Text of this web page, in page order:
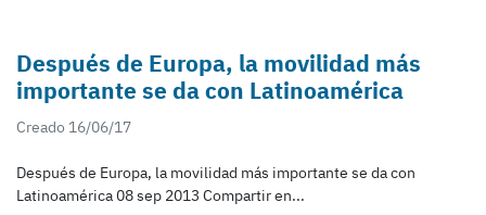
Después de Europa, la movilidad más
importante se da con Latinoamérica
Creado 16/06/17
Después de Europa, la movilidad más importante se da con
Latinoamérica 08 sep 2013 Compartir en...